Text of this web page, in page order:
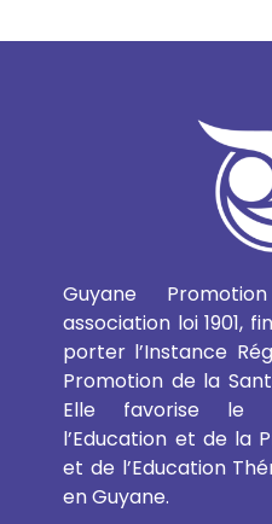
Guyane
association loi 1901,
porter l’Instance
Promotion de la
Elle favorise le
l’Education et de la
et de l’Education
en Guyane.